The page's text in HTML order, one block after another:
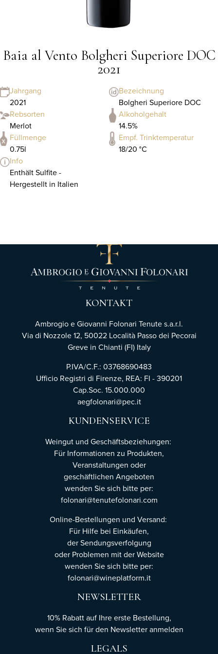
Baia al Vento Bolgheri Superiore DOC
2021
Jahrgang
2021
Bezeichnung
Bolgheri Superiore DOC
Rebsorten
Merlot
Alkoholgehalt
14.5%
Füllmenge
0.75l
Empf. Trinktemperatur
18/20 °C
Info
Enthält Sulfite -
Hergestellt in Italien
KONTAKT
Ambrogio e Giovanni Folonari Tenute s.a.r.l.
Via di Nozzole 12, 50022 Località Passo dei Pecorai
Greve in Chianti (FI) Italy
P.IVA/C.F.: 03768690483
Ufficio Registri di Firenze, REA: FI - 390201
Cap.Soc. 15.000.000
aegfolonari@pec.it
KUNDENSERVICE
Weingut und Geschäftsbeziehungen:
Für Informationen zu Produkten,
Veranstaltungen oder
geschäftlichen Angeboten
wenden Sie sich bitte per:
folonari@tenutefolonari.com
Online-Bestellungen und Versand:
Für Hilfe bei Einkäufen,
der Sendungsverfolgung
oder Problemen mit der Website
wenden Sie sich bitte per:
folonari@wineplatform.it
NEWSLETTER
10% Rabatt auf Ihre erste Bestellung,
wenn Sie sich für den Newsletteranmelden
LEGALS